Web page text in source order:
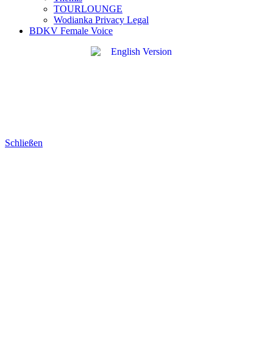
TOURLOUNGE
Wodianka Privacy Legal
BDKV Female Voice
Schließen